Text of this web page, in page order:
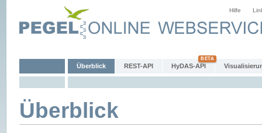
Hilfe
Überblick REST-API HyDAS-API
Überblick